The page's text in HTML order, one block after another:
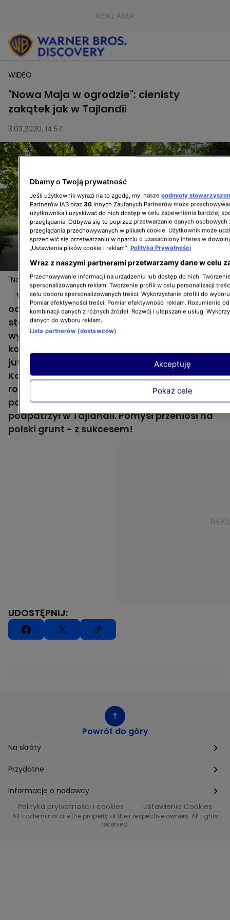
WIDEO
"Nowa Maja w ogrodzie": cienisty
zakątek jak w Tajlandii
3.03.2020, 14:57
"Nowa Maja w ogrodzie": cienisty zakątek jak w Tajlandii
W swoim ogrodzie pan Mikołaj, bohater 1.
odcinka "Nowej Mai w ogrodzie" w cieniu
starych drzew stworzył zaciszny zakątek z
wygodną huśtawką i kipiącymi zielenią
koszami z roślinami. W jednym z nich rośnie
juta, dichondra, płaskla łosioroga i paproć.
Kompozycja ma ponad metr szerokości i
robi imponujące wrażenie. Inspiracją dla
powstania koszy były te, które pan Mikołaj
podpatrzył w Tajlandii. Pomysł przeniósł na
polski grunt - z sukcesem!
UDOSTĘPNIJ:
Powrót do góry
Na skróty
Etyka
Supplier Diversity
Polityka podatkowa
Przydatne
Biuro Prasowe
Biuro Reklamy
Informacje o nadawcy
Informacje o nadawcy programu METRO
Polityka prywatności i cookies Ustawienia Cookies
All trademarks are the property of their respective owners. All rights
reserved.
Dbamy o Twoją prywatność
Jeśli użytkownik wyrazi na to zgodę, my, nasze podmioty
Partnerów IAB oraz 30 innych Zaufanych Partnerów może
użytkownika i uzyskiwać do nich dostęp w celu zapewnienia bardziej
przeglądania. Odbywa się to poprzez przetwarzanie danych osobowych
przeglądania przechowywanych w plikach cookie. Użytkownik może
sprzeciwić się przetwarzaniu w oparciu o uzasadniony interes w
„Ustawienia plików cookie i reklam”. Polityka Prywatności
Wraz z naszymi partnerami przetwarzamy dane w celu
Przechowywanie informacji na urządzeniu lub dostęp do nich.
spersonalizowanych reklam. Tworzenie profili w celu personalizacji
celu doboru spersonalizowanych treści. Wykorzystanie profili do
Pomiar efektywności treści. Pomiar efektywności reklam. Rozumienie
kombinacji danych z różnych źródeł. Rozwój i ulepszanie usług.
danych do wyboru reklam.
Lista partnerów (dostawców)
Pokaż cele
Akceptuję